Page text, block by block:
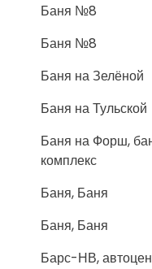
Баня №8
Баня №8
Баня на Зелёной
Баня на Тульской
Баня на Форш,
комплекс
Баня, Баня
Баня, Баня
Барс-НВ,